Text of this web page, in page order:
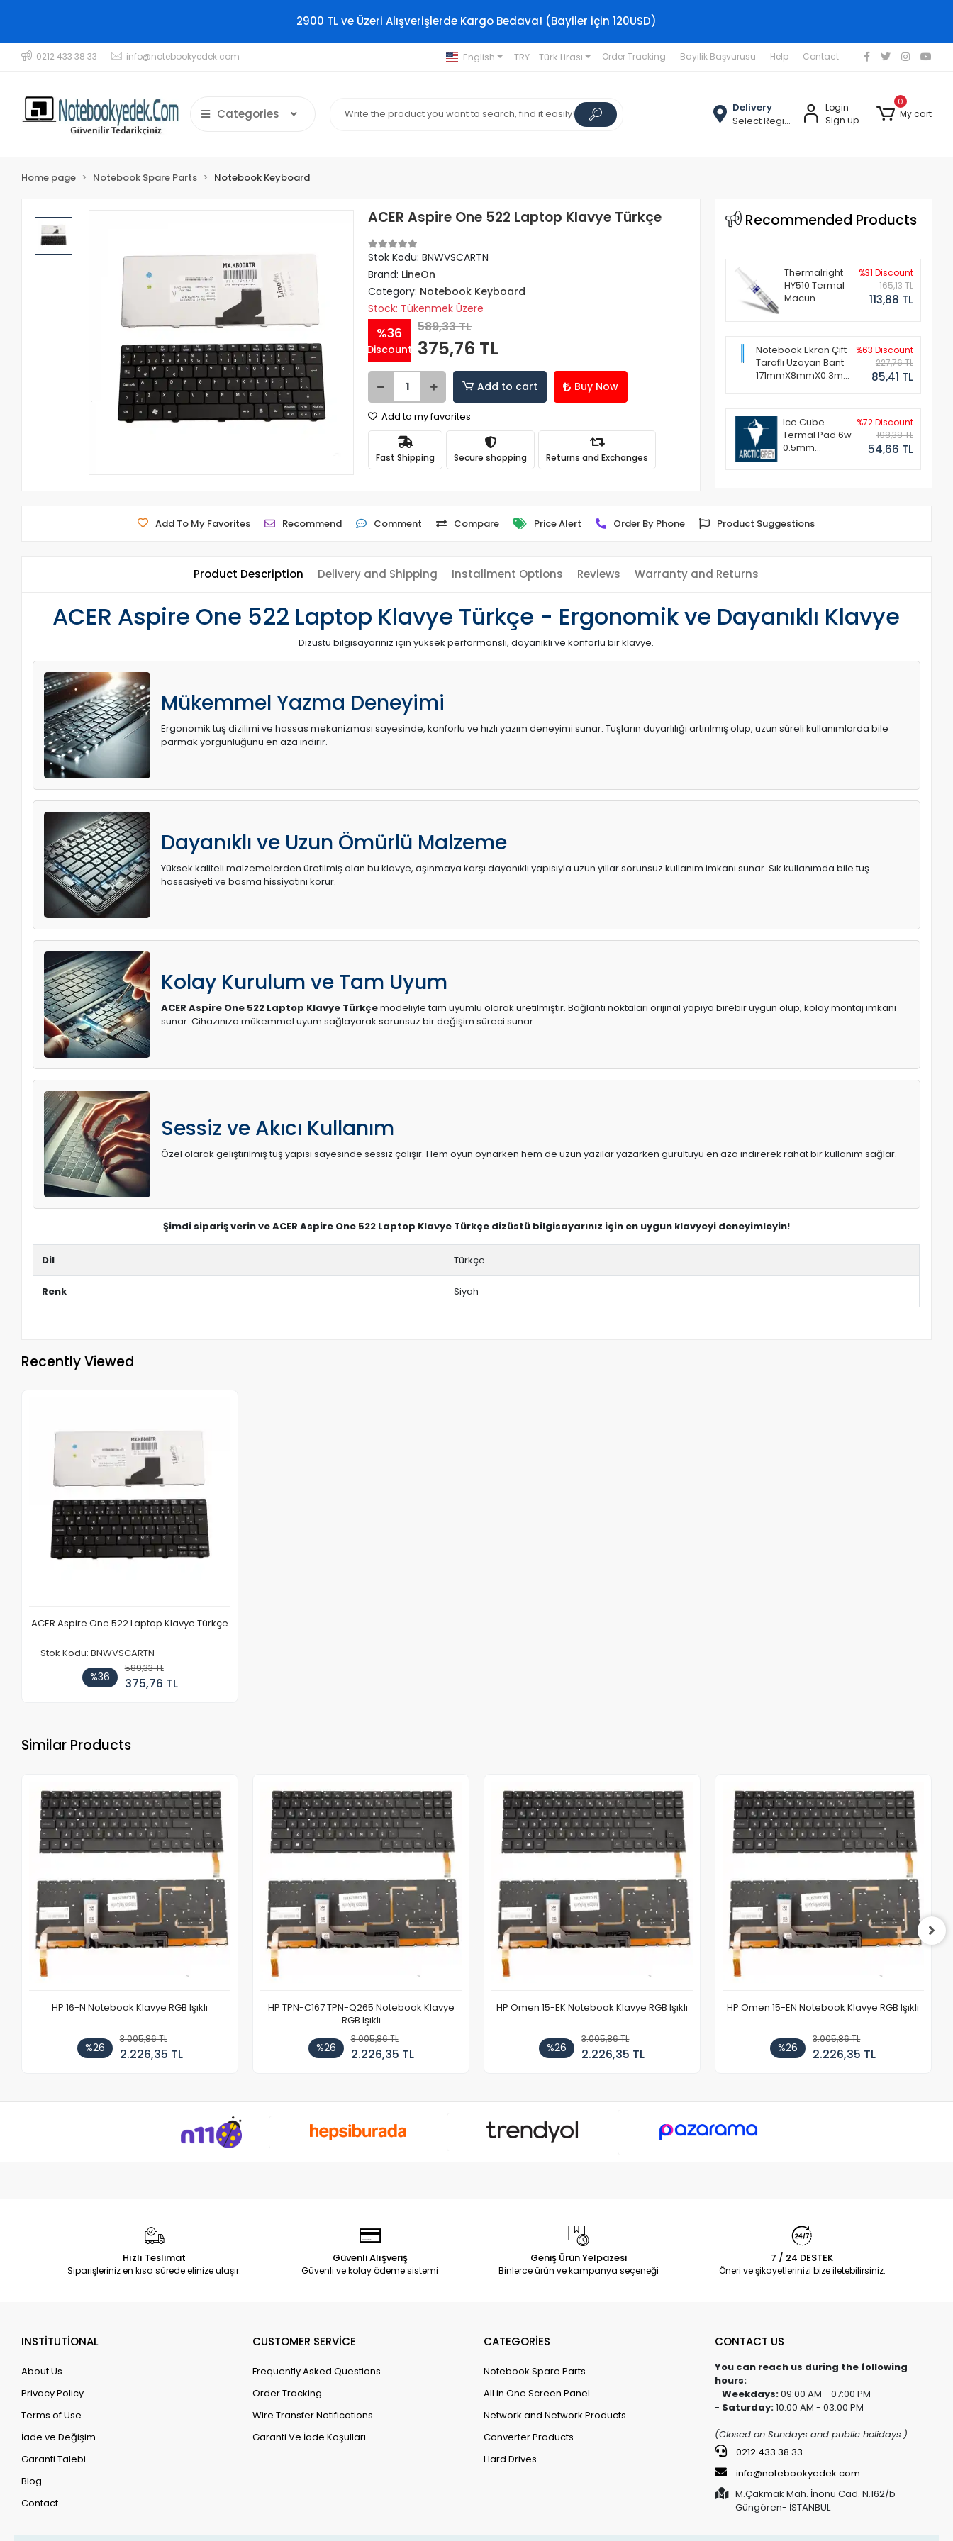
2900 TL ve Üzeri Alışverişlerde Kargo Bedava! (Bayiler için 120USD)
0212 433 38 33 info@notebookyedek.com English TRY - Türk Lirası Order Tracking Bayilik Başvurusu Help Contact
Categories
Delivery
Select Region
Login
Sign up
0
My cart
Home page Notebook Spare Parts Notebook Keyboard
ACER Aspire One 522 Laptop Klavye Türkçe
Stok Kodu: BNWVSCARTN
Brand: LineOn
Category: Notebook Keyboard
Stock: Tükenmek Üzere
%36
Discount
589,33 TL
375,76 TL
Add to cart Buy Now
Add to my favorites
Fast Shipping Secure shopping Returns and Exchanges
Recommended Products
Thermalright
HY510 Termal
Macun
%31 Discount
165,13 TL
113,88 TL
Notebook Ekran Çift
Taraflı Uzayan Bant
171mmX8mmX0.3mm
%63 Discount
227,76 TL
85,41 TL
Ice Cube
Termal Pad 6w
0.5mm
%72 Discount
198,38 TL
54,66 TL
Add To My Favorites Recommend Comment Compare Price Alert Order By Phone Product Suggestions
Product Description Delivery and Shipping Installment Options Reviews Warranty and Returns
ACER Aspire One 522 Laptop Klavye Türkçe - Ergonomik ve Dayanıklı Klavye
Dizüstü bilgisayarınız için yüksek performanslı, dayanıklı ve konforlu bir klavye.
Mükemmel Yazma Deneyimi
Ergonomik tuş dizilimi ve hassas mekanizması sayesinde, konforlu ve hızlı yazım deneyimi sunar. Tuşların duyarlılığı artırılmış olup, uzun süreli kullanımlarda bile
parmak yorgunluğunu en aza indirir.
Dayanıklı ve Uzun Ömürlü Malzeme
Yüksek kaliteli malzemelerden üretilmiş olan bu klavye, aşınmaya karşı dayanıklı yapısıyla uzun yıllar sorunsuz kullanım imkanı sunar. Sık kullanımda bile tuş
hassasiyeti ve basma hissiyatını korur.
Kolay Kurulum ve Tam Uyum
ACER Aspire One 522 Laptop Klavye Türkçemodeliyle tam uyumlu olarak üretilmiştir. Bağlantı noktaları orijinal yapıya birebir uygun olup, kolay montaj imkanı
sunar. Cihazınıza mükemmel uyum sağlayarak sorunsuz bir değişim süreci sunar.
Sessiz ve Akıcı Kullanım
Özel olarak geliştirilmiş tuş yapısı sayesinde sessiz çalışır. Hem oyun oynarken hem de uzun yazılar yazarken gürültüyü en aza indirerek rahat bir kullanım sağlar.
Şimdi sipariş verin ve ACER Aspire One 522 Laptop Klavye Türkçe dizüstü bilgisayarınız için en uygun klavyeyi deneyimleyin!
Dil Türkçe
Renk Siyah
Recently Viewed
ACER Aspire One 522 Laptop Klavye Türkçe
Stok Kodu: BNWVSCARTN
%36
589,33 TL
375,76 TL
Similar Products
HP 16-N Notebook Klavye RGB Işıklı
%26
3.005,86 TL
2.226,35 TL
HP TPN-C167 TPN-Q265 Notebook Klavye
RGB Işıklı
%26
3.005,86 TL
2.226,35 TL
HP Omen 15-EK Notebook Klavye RGB Işıklı
%26
3.005,86 TL
2.226,35 TL
HP Omen 15-EN Notebook Klavye RGB Işıklı
%26
3.005,86 TL
2.226,35 TL
Hızlı Teslimat
Siparişleriniz en kısa sürede elinize ulaşır.
Güvenli Alışveriş
Güvenli ve kolay ödeme sistemi
Geniş Ürün Yelpazesi
Binlerce ürün ve kampanya seçeneği
7 / 24 DESTEK
Öneri ve şikayetlerinizi bize iletebilirsiniz.
INSTİTUTİONAL
About Us
Privacy Policy
Terms of Use
İade ve Değişim
Garanti Talebi
Blog
Contact
CUSTOMER SERVİCE
Frequently Asked Questions
Order Tracking
Wire Transfer Notifications
Garanti Ve İade Koşulları
CATEGORİES
Notebook Spare Parts
All in One Screen Panel
Network and Network Products
Converter Products
Hard Drives
CONTACT US
You can reach us during the following
hours:
- Weekdays:09:00 AM - 07:00 PM
- Saturday:10:00 AM - 03:00 PM
(Closed on Sundays and public holidays.)
0212 433 38 33
info@notebookyedek.com
M.Çakmak Mah. İnönü Cad. N.162/b
Güngören- İSTANBUL